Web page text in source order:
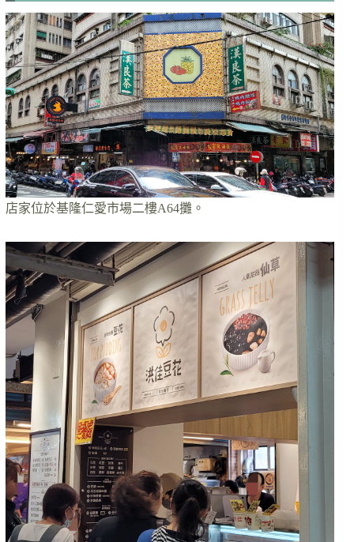
店家位於基隆仁愛市場二樓A64攤。